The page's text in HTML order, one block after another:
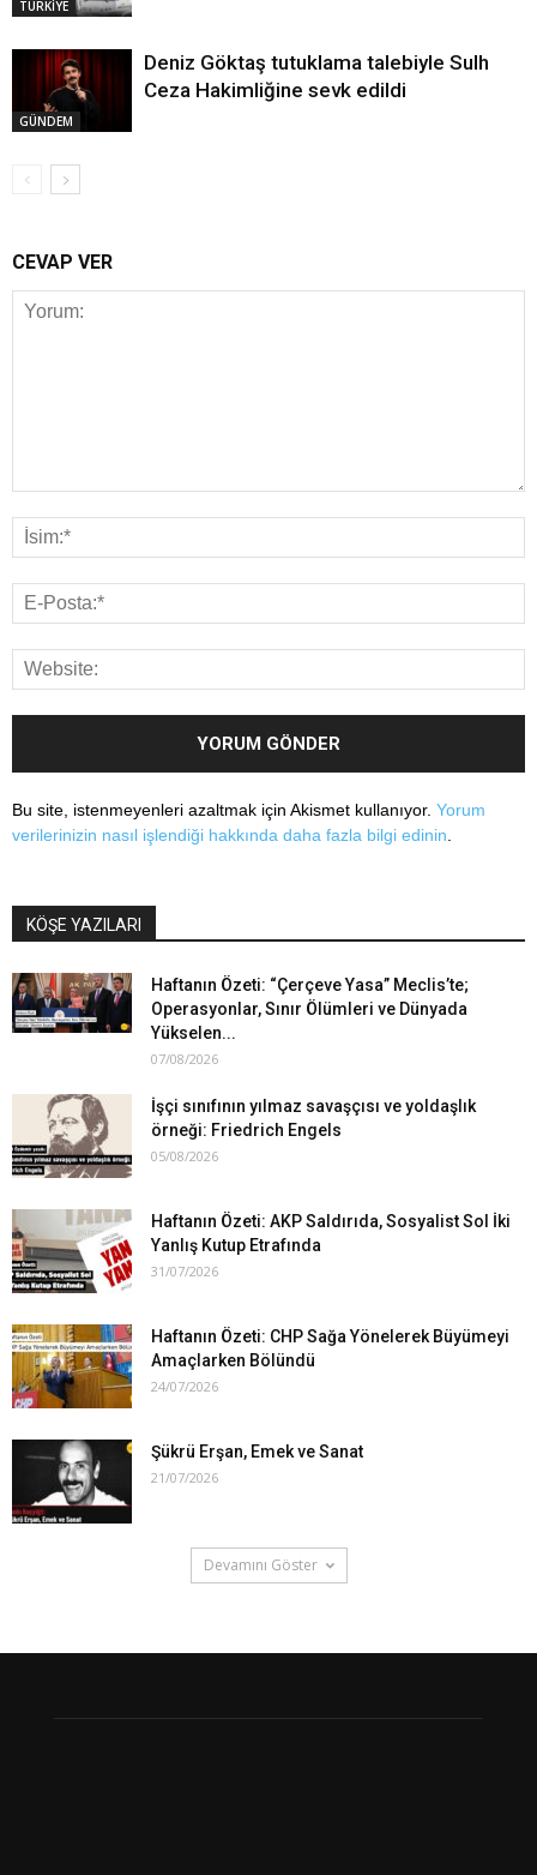
TÜRKİYE
GÜNDEM
Deniz Göktaş tutuklama talebiyle Sulh
Ceza Hakimliğine sevk edildi
CEVAP VER
Bu site, istenmeyenleri azaltmak için Akismet kullanıyor. Yorum
verilerinizin nasıl işlendiği hakkında daha fazla bilgi edinin.
KÖŞE YAZILARI
Haftanın Özeti: “Çerçeve Yasa” Meclis’te;
Operasyonlar, Sınır Ölümleri ve Dünyada
Yükselen...
07/08/2026
İşçi sınıfının yılmaz savaşçısı ve yoldaşlık
örneği: Friedrich Engels
05/08/2026
Haftanın Özeti: AKP Saldırıda, Sosyalist Sol İki
Yanlış Kutup Etrafında
31/07/2026
Haftanın Özeti: CHP Sağa Yönelerek Büyümeyi
Amaçlarken Bölündü
24/07/2026
Şükrü Erşan, Emek ve Sanat
21/07/2026
Devamını Göster